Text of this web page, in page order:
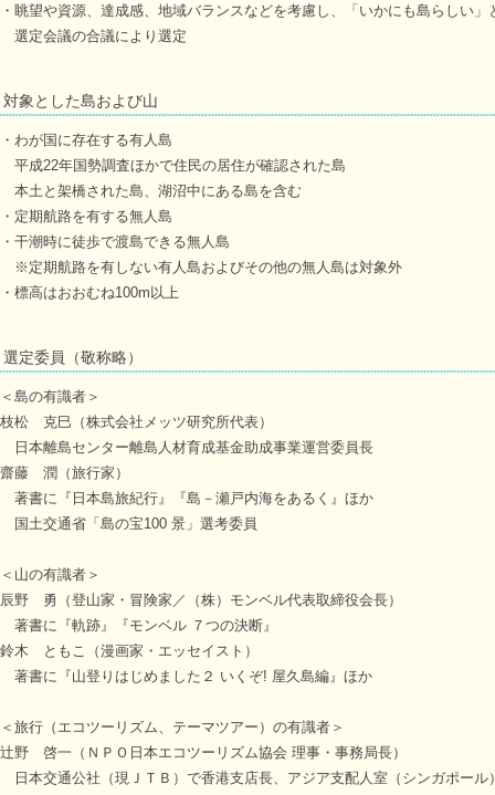
・眺望や資源、達成感、地域バランスなどを考慮し、「いかにも島らしい」
選定会議の合議により選定
対象とした島および山
・わが国に存在する有人島
平成22年国勢調査ほかで住民の居住が確認された島
本土と架橋された島、湖沼中にある島を含む
・定期航路を有する無人島
・干潮時に徒歩で渡島できる無人島
※定期航路を有しない有人島およびその他の無人島は対象外
・標高はおおむね100m以上
選定委員（敬称略）
＜島の有識者＞
枝松 克巳（株式会社メッツ研究所代表）
日本離島センター離島人材育成基金助成事業運営委員長
齋藤 潤（旅行家）
著書に『日本島旅紀行』『島－瀬戸内海をあるく』ほか
国土交通省「島の宝100 景」選考委員
＜山の有識者＞
辰野 勇（登山家・冒険家／（株）モンベル代表取締役会長）
著書に『軌跡』『モンベル ７つの決断』
鈴木 ともこ（漫画家・エッセイスト）
著書に『山登りはじめました２ いくぞ! 屋久島編』ほか
＜旅行（エコツーリズム、テーマツアー）の有識者＞
辻野 啓一（ＮＰＯ日本エコツーリズム協会 理事・事務局長）
日本交通公社（現ＪＴＢ）で香港支店長、アジア支配人室（シンガポール